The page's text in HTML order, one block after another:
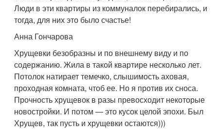
Люди в эти квартиры из коммуналок перебирались, и
тогда, для них это было счастье!
Анна Гончарова
Хрущевки безобразны и по внешнему виду и по
содержанию. Жила в такой квартире несколько лет.
Потолок натирает темечко, слышимость аховая,
проходная комната, чтоб ее. Но я против их сноса.
Прочность хрущевок в разы превосходит некоторые
новостройки. И потом — это кусок целой эпохи. Был
Хрущев, так пусть и хрущевки остаются)))